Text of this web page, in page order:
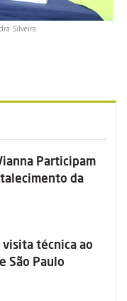
Silveira
Participam
da
técnica ao
São Paulo